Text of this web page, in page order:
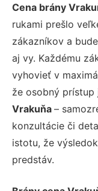
Cena brány
rukami prešlo
zákazníkov a
aj vy. Každému
vyhovieť v
že osobný prístup
Vrakuňa –
konzultácie či
istotu, že
predstáv.